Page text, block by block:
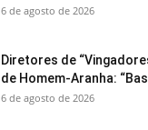
6 de agosto de 2026
Diretores de
de Homem-Aranha:
6 de agosto de 2026